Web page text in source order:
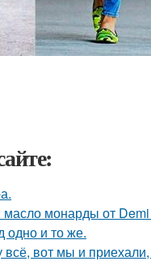
масло монарды от
одно и то же.
вот мы и